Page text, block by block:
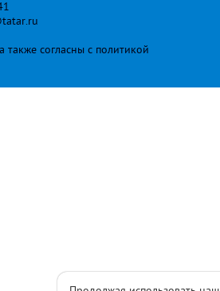
также согласны с политикой